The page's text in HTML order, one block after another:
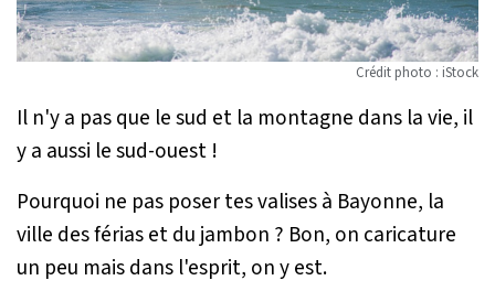
Crédit photo : iStock
Il n'y a pas que le sud et la montagne dans la vie, il
y a aussi le sud-ouest !
Pourquoi ne pas poser tes valises à Bayonne, la
ville des férias et du jambon ? Bon, on caricature
un peu mais dans l'esprit, on y est.